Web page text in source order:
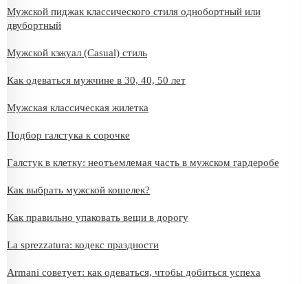
Мужской пиджак классического стиля однобортный или
двубортный
Мужской кэжуал (Casual) стиль
Как одеваться мужчине в 30, 40, 50 лет
Мужская классическая жилетка
Подбор галстука к сорочке
Галстук в клетку: неотъемлемая часть в мужском гардеробе
Как выбрать мужской кошелек?
Как правильно упаковать вещи в дорогу
La sprezzatura: кодекс праздности
Armani советует: как одеваться, чтобы добиться успеха